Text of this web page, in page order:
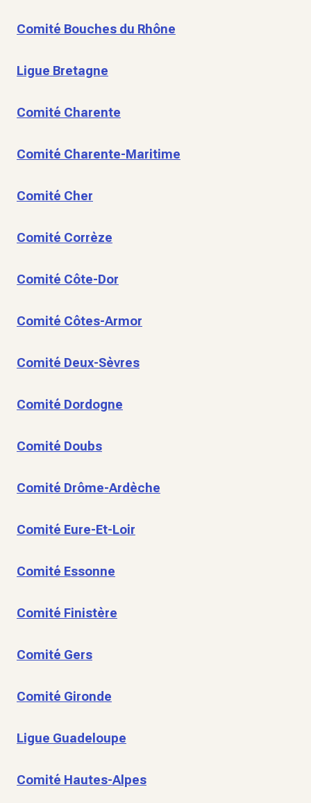
Comité Bouches du Rhône
Ligue Bretagne
Comité Charente
Comité Charente-Maritime
Comité Cher
Comité Corrèze
Comité Côte-Dor
Comité Côtes-Armor
Comité Deux-Sèvres
Comité Dordogne
Comité Doubs
Comité Drôme-Ardèche
Comité Eure-Et-Loir
Comité Essonne
Comité Finistère
Comité Gers
Comité Gironde
Ligue Guadeloupe
Comité Hautes-Alpes